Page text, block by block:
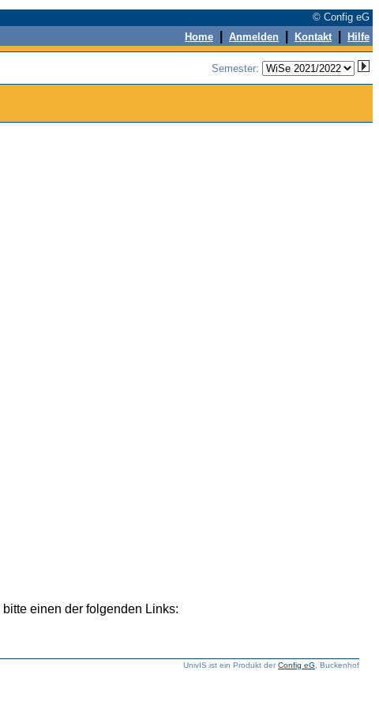
© Config eG
Home Anmelden Kontakt Hilfe
Semester:
einen der folgenden Links:
UnivIS ist ein Produkt derConfig eG , Buckenhof